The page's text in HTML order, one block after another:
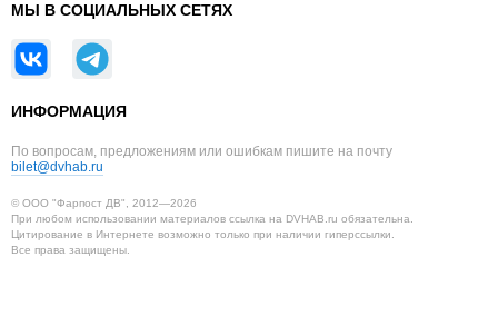
МЫ В СОЦИАЛЬНЫХ СЕТЯХ
ИНФОРМАЦИЯ
По вопросам, предложениям или ошибкам пишите на почту
bilet@dvhab.ru
© ООО "Фарпост ДВ", 2012—2026
При любом использовании материалов ссылка на DVHAB.ru обязательна.
Цитирование в Интернете возможно только при наличии гиперссылки.
Все права защищены.